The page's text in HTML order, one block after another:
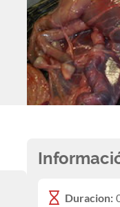
Duracion: